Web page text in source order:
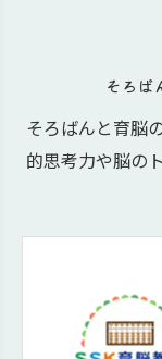
そろば
そろばんと育脳
的思考力や脳の